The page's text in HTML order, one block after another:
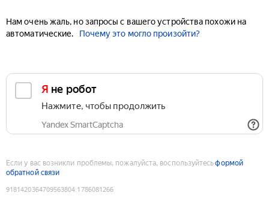
Нам очень жаль, но запросы с вашего устройства похожи на
автоматические.
Почему это могло произойти?
Я не робот
Нажмите, чтобы продолжить
Yandex SmartCaptcha
Если у вас возникли проблемы, пожалуйста, воспользуйтесьформой
обратной связи
9181420364709563804:1786081266